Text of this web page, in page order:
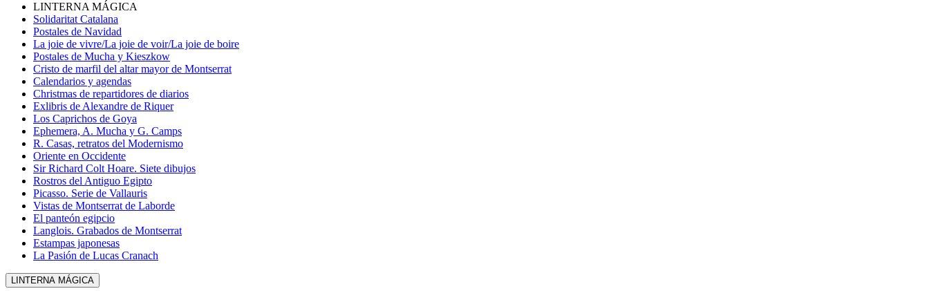
LINTERNA MÁGICA
Solidaritat Catalana
Postales de Navidad
La joie de vivre/La joie de voir/La joie de boire
Postales de Mucha y Kieszkow
Cristo de marfil del altar mayor de Montserrat
Calendarios y agendas
Christmas de repartidores de diarios
Exlibris de Alexandre de Riquer
Los Caprichos de Goya
Ephemera, A. Mucha y G. Camps
R. Casas, retratos del Modernismo
Oriente en Occidente
Sir Richard Colt Hoare. Siete dibujos
Rostros del Antiguo Egipto
Picasso. Serie de Vallauris
Vistas de Montserrat de Laborde
El panteón egipcio
Langlois. Grabados de Montserrat
Estampas japonesas
La Pasión de Lucas Cranach
LINTERNA MÁGICA